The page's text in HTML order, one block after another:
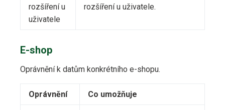
rozšíření u
uživatele
rozšíření u uživatele.
E-shop
Oprávnění k datům konkrétního e-shopu.
Oprávnění Co umožňuje